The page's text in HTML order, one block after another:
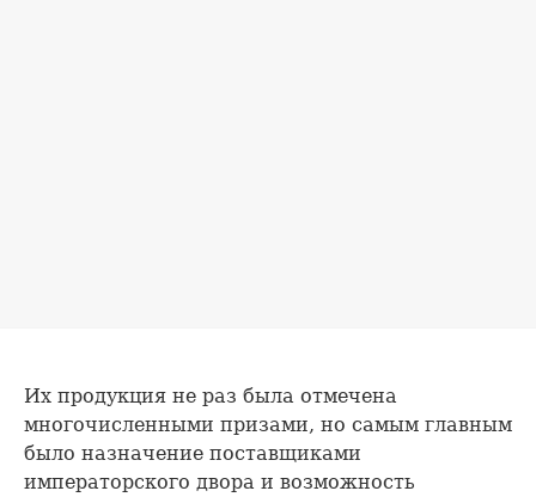
Их продукция не раз была отмечена
многочисленными призами, но самым главным
было назначение поставщиками
императорского двора и возможность